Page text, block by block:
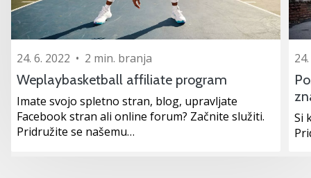
24. 6. 2022 • 2 min. branja
Weplaybasketball affiliate program
Imate svojo spletno stran, blog, upravljate
Facebook stran ali online forum? Začnite služiti.
Pridružite se našemu…
Si